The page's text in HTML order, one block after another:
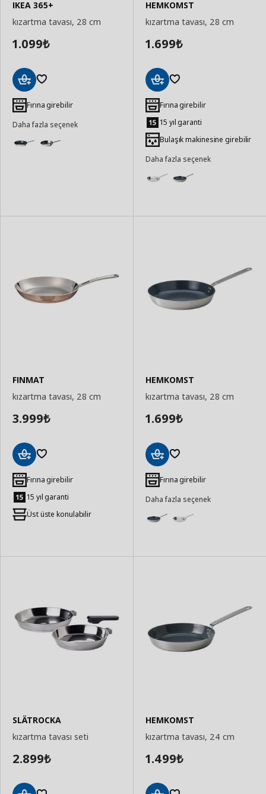
IKEA 365+
kızartma tavası, 28 cm
1.099₺
Ekle Fırına girebilir
Daha fazla seçenek
HEMKOMST
kızartma tavası, 28 cm
1.699₺
Ekle Fırına girebilir
15 yıl garanti
Bulaşık makinesine girebilir
Daha fazla seçenek
FINMAT
kızartma tavası, 28 cm
3.999₺
Ekle Fırına girebilir
15 yıl garanti
Üst üste konulabilir
HEMKOMST
kızartma tavası, 28 cm
1.699₺
Ekle Fırına girebilir
Daha fazla seçenek
SLÄTROCKA
kızartma tavası seti
2.899₺
HEMKOMST
kızartma tavası, 24 cm
1.499₺